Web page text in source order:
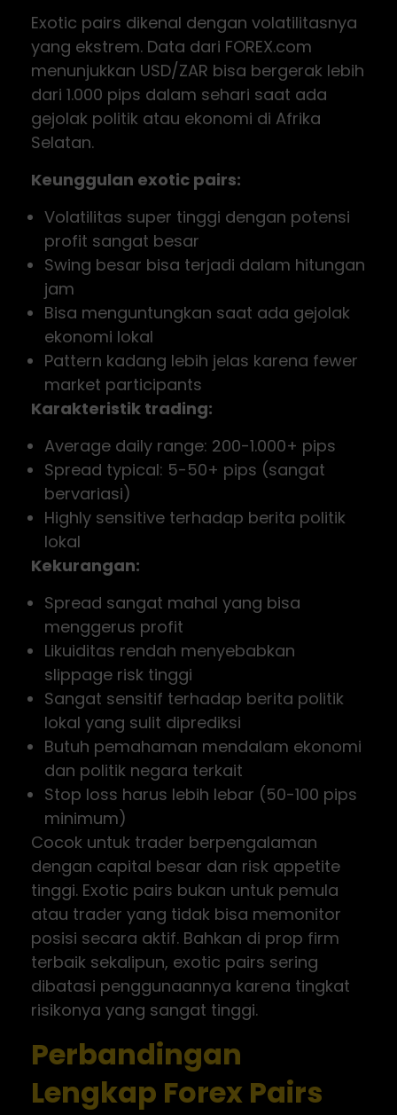
Exotic pairs dikenal dengan volatilitasnya
yang ekstrem. Data dari FOREX.com
menunjukkan USD/ZAR bisa bergerak lebih
dari 1.000 pips dalam sehari saat ada
gejolak politik atau ekonomi di Afrika
Selatan.
Keunggulan exotic pairs:
Volatilitas super tinggi dengan potensi
profit sangat besar
Swing besar bisa terjadi dalam hitungan
jam
Bisa menguntungkan saat ada gejolak
ekonomi lokal
Pattern kadang lebih jelas karena fewer
market participants
Karakteristik trading:
Average daily range: 200-1.000+ pips
Spread typical: 5-50+ pips (sangat
bervariasi)
Highly sensitive terhadap berita politik
lokal
Kekurangan:
Spread sangat mahal yang bisa
menggerus profit
Likuiditas rendah menyebabkan
slippage risk tinggi
Sangat sensitif terhadap berita politik
lokal yang sulit diprediksi
Butuh pemahaman mendalam ekonomi
dan politik negara terkait
Stop loss harus lebih lebar (50-100 pips
minimum)
Cocok untuk trader berpengalaman
dengan capital besar dan risk appetite
tinggi. Exotic pairs bukan untuk pemula
atau trader yang tidak bisa memonitor
posisi secara aktif. Bahkan di prop firm
terbaik sekalipun, exotic pairs sering
dibatasi penggunaannya karena tingkat
risikonya yang sangat tinggi.
Perbandingan
Lengkap Forex Pairs